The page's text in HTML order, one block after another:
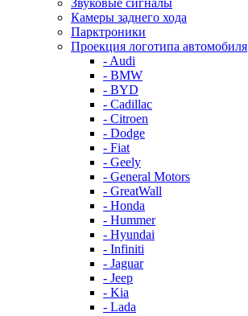
Звуковые сигналы
Камеры заднего хода
Парктроники
Проекция логотипа автомобиля
- Audi
- BMW
- BYD
- Cadillac
- Citroen
- Dodge
- Fiat
- Geely
- General Motors
- GreatWall
- Honda
- Hummer
- Hyundai
- Infiniti
- Jaguar
- Jeep
- Kia
- Lada